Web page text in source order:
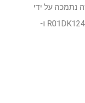
נתמכה על ידי
המכונים הלאומיים לבריאות, מענקים R01DK124344 ו-